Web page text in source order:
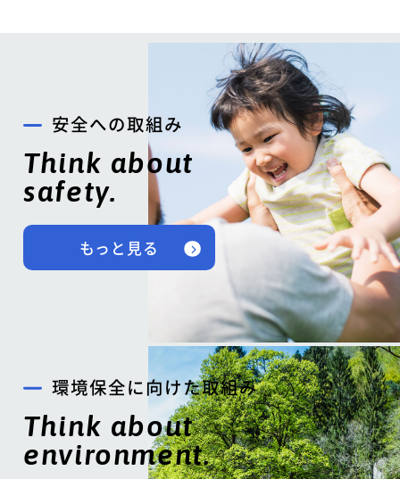
安全への取組み
Think about
safety.
もっと見る
環境保全に向けた取組み
Think about
environment.